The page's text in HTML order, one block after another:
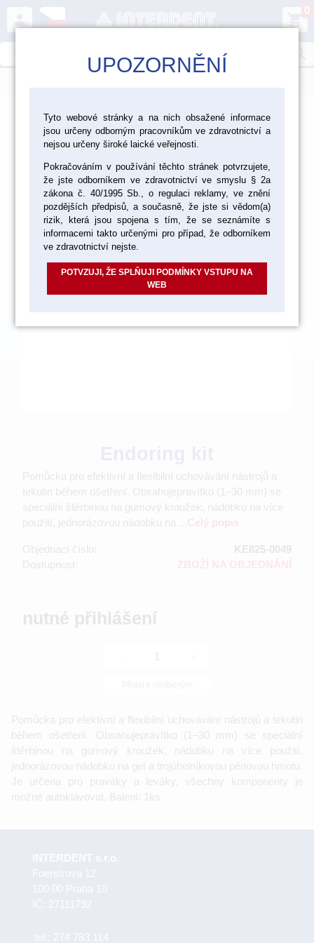
person shopping_cart
0
> Ordinace > Endodoncie >
Nástroje a pomůcky pro endodoncii
Pomůcka pro efektivní a flexibilní uchovávání nástrojů a
tekutin během ošetření. Obsahujepravítko (1–30 mm) se
speciální štěrbinou na gumový kroužek, nádobku na více
použití, jednorázovou nádobku na ...
Objednací číslo:
KE825-0049
Dostupnost:
ZBOŽÍ NA OBJEDNÁNÍ
nutné přihlášení
Pomůcka pro efektivní a flexibilní uchovávání nástrojů a tekutin
během ošetření. Obsahujepravítko (1–30 mm) se speciální
štěrbinou na gumový kroužek, nádobku na více použití,
jednorázovou nádobku na gel a trojúhelníkovou pěnovou hmotu.
Je určena pro praváky a leváky, všechny komponenty je
možné autoklávovat. Balení: 1ks
UPOZORNĚNÍ
Tyto webové stránky a na nich obsažené informace
jsou určeny odborným pracovníkům ve zdravotnictví a
nejsou určeny široké laické veřejnosti.
Pokračováním v používání těchto stránek potvrzujete,
že jste odborníkem ve zdravotnictví ve smyslu § 2a
zákona č. 40/1995 Sb., o regulaci reklamy, ve znění
pozdějších předpisů, a současně, že jste si vědom(a)
rizik, která jsou spojena s tím, že se seznámíte s
informacemi takto určenými pro případ, že odborníkem
ve zdravotnictví nejste.
POTVZUJI, ŽE SPLŇUJI PODMÍNKY VSTUPU NA
WEB